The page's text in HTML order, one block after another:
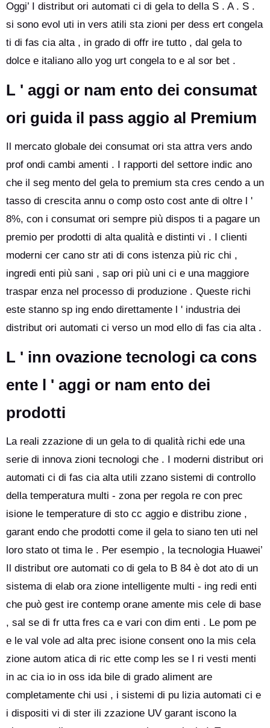
Oggi’ I distribut ori automati ci di gela to della S . A . S .
si sono evol uti in vers atili sta zioni per dess ert congela
ti di fas cia alta , in grado di offr ire tutto , dal gela to
dolce e italiano allo yog urt congela to e al sor bet .
L ' aggi or nam ento dei consumat
ori guida il pass aggio al Premium
Il mercato globale dei consumat ori sta attra vers ando
prof ondi cambi amenti . I rapporti del settore indic ano
che il seg mento del gela to premium sta cres cendo a un
tasso di crescita annu o comp osto cost ante di oltre l '
8%, con i consumat ori sempre più dispos ti a pagare un
premio per prodotti di alta qualità e distinti vi . I clienti
moderni cer cano str ati di cons istenza più ric chi ,
ingredi enti più sani , sap ori più uni ci e una maggiore
traspar enza nel processo di produzione . Queste richi
este stanno sp ing endo direttamente l ' industria dei
distribut ori automati ci verso un mod ello di fas cia alta .
L ' inn ovazione tecnologi ca cons
ente l ' aggi or nam ento dei
prodotti
La reali zzazione di un gela to di qualità richi ede una
serie di innova zioni tecnologi che . I moderni distribut ori
automati ci di fas cia alta utili zzano sistemi di controllo
della temperatura multi - zona per regola re con prec
isione le temperature di sto cc aggio e distribu zione ,
garant endo che prodotti come il gela to siano ten uti nel
loro stato ot tima le . Per esempio , la tecnologia Huawei’
Il distribut ore automati co di gela to B 84 è dot ato di un
sistema di elab ora zione intelligente multi - ing redi enti
che può gest ire contemp orane amente mis cele di base
, sal se di fr utta fres ca e vari con dim enti . Le pom pe
e le val vole ad alta prec isione consent ono la mis cela
zione autom atica di ric ette comp les se I ri vesti menti
in ac cia io in oss ida bile di grado aliment are
completamente chi usi , i sistemi di pu lizia automati ci e
i dispositi vi di ster ili zzazione UV garant iscono la